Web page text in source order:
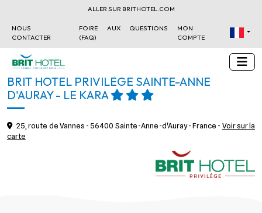
ALLER SUR BRITHOTEL.COM
NOUS
CONTACTER
FOIRE AUX QUESTIONS
(FAQ)
MON
COMPTE
BRIT HOTEL PRIVILÈGE SAINTE-ANNE
D'AURAY - LE KARA
25, route de Vannes - 56400 Sainte-Anne-d'Auray - France - Voir sur la
carte